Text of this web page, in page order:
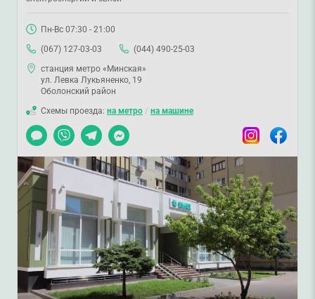
Пн-Вс 07:30 - 21:00
(067) 127-03-03
(044) 490-25-03
станция метро «Минская»
ул. Левка Лукьяненко, 19
Оболонский район
Схемы проезда: на метро / на машине
Чат
Viber TelegramMessenger InstagramFacebook